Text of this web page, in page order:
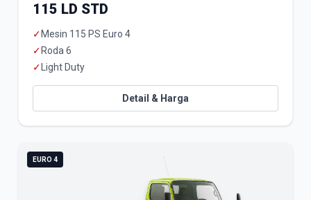
115 LD STD
✓ Mesin 115 PS Euro 4
✓ Roda 6
✓ Light Duty
Detail & Harga
EURO 4